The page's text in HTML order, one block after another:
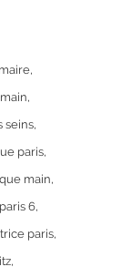
seins
paris
main
6
paris